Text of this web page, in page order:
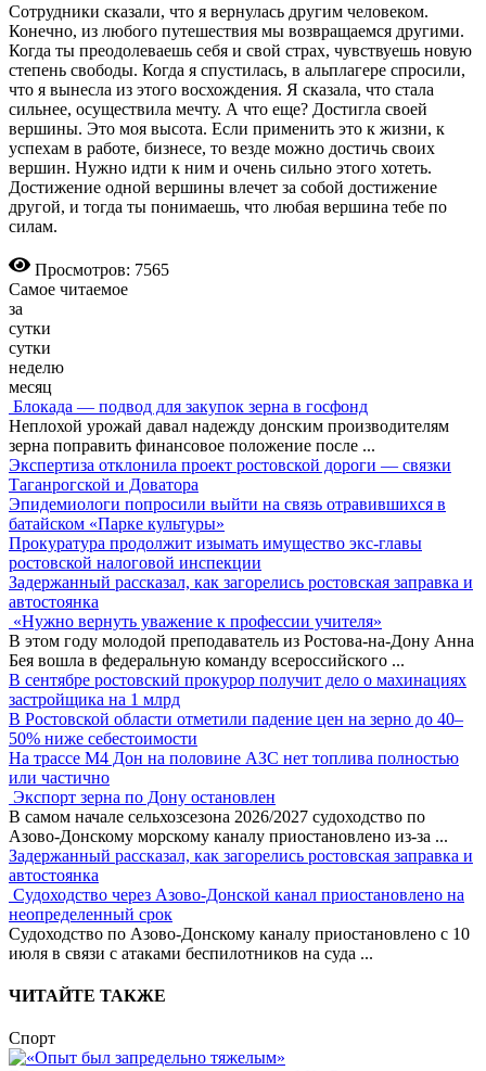
Сотрудники сказали, что я вернулась другим человеком.
Конечно, из любого путешествия мы возвращаемся другими.
Когда ты преодолеваешь себя и свой страх, чувствуешь новую
степень свободы. Когда я спустилась, в альплагере спросили,
что я вынесла из этого восхождения. Я сказала, что стала
сильнее, осуществила мечту. А что еще? Достигла своей
вершины. Это моя высота. Если применить это к жизни, к
успехам в работе, бизнесе, то везде можно достичь своих
вершин. Нужно идти к ним и очень сильно этого хотеть.
Достижение одной вершины влечет за собой достижение
другой, и тогда ты понимаешь, что любая вершина тебе по
силам.
Просмотров: 7565
Самое читаемое
за
сутки
сутки
неделю
месяц
Блокада — подвод для закупок зерна в госфонд
Неплохой урожай давал надежду донским производителям
зерна поправить финансовое положение после ...
Экспертиза отклонила проект ростовской дороги — связки
Таганрогской и Доватора
Эпидемиологи попросили выйти на связь отравившихся в
батайском «Парке культуры»
Прокуратура продолжит изымать имущество экс-главы
ростовской налоговой инспекции
Задержанный рассказал, как загорелись ростовская заправка и
автостоянка
«Нужно вернуть уважение к профессии учителя»
В этом году молодой преподаватель из Ростова-на-Дону Анна
Бея вошла в федеральную команду всероссийского ...
В сентябре ростовский прокурор получит дело о махинациях
застройщика на 1 млрд
В Ростовской области отметили падение цен на зерно до 40–
50% ниже себестоимости
На трассе М4 Дон на половине АЗС нет топлива полностью
или частично
Экспорт зерна по Дону остановлен
В самом начале сельхозсезона 2026/2027 судоходство по
Азово-Донскому морскому каналу приостановлено из-за ...
Задержанный рассказал, как загорелись ростовская заправка и
автостоянка
Судоходство через Азово-Донской канал приостановлено на
неопределенный срок
Судоходство по Азово-Донскому каналу приостановлено с 10
июля в связи с атаками беспилотников на суда ...
ЧИТАЙТЕ ТАКЖЕ
Спорт